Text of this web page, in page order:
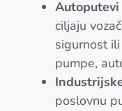
ciljaju
sigurnost
pumpe,
poslovnu